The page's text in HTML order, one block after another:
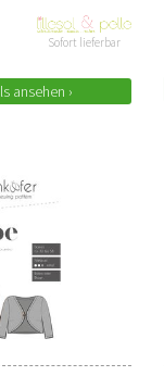
Sofort lieferbar
ansehen ›